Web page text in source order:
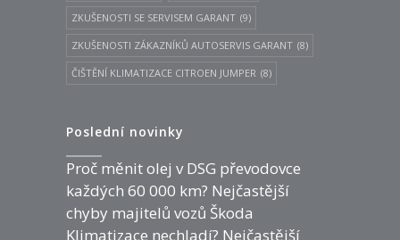
ZKUŠENOSTI SE SERVISEM GARANT (9)
ZKUŠENOSTI ZÁKAZNÍKŮ AUTOSERVIS GARANT (8)
ČIŠTĚNÍ KLIMATIZACE CITROEN JUMPER (8)
Poslední novinky
Proč měnit olej v DSG převodovce
každých 60 000 km? Nejčastější
chyby majitelů vozů Škoda
Klimatizace nechladí? Nejčastější